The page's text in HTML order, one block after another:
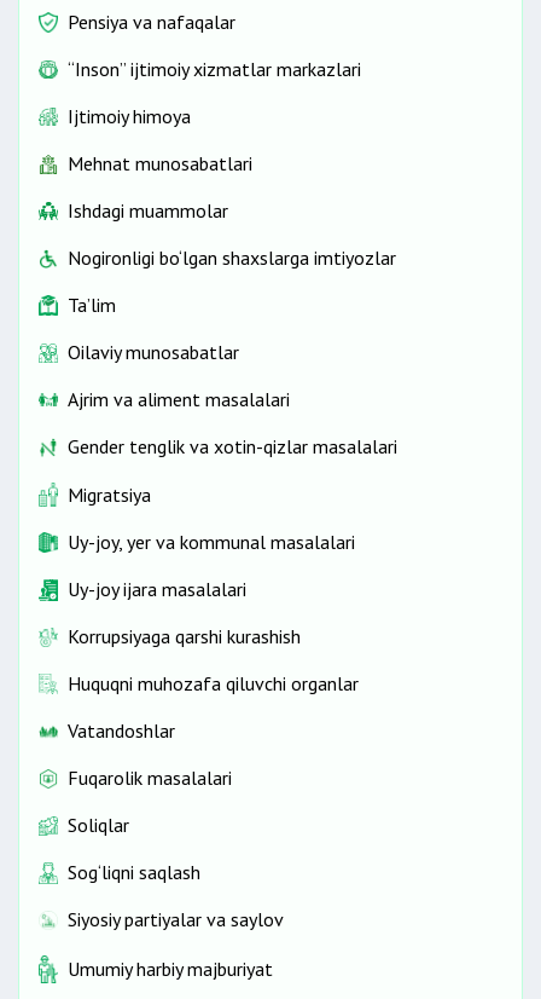
Pensiya va nafaqalar
“Inson” ijtimoiy xizmatlar markazlari
Ijtimoiy himoya
Mehnat munosabatlari
Ishdagi muammolar
Nogironligi bo‘lgan shaxslarga imtiyozlar
Ta’lim
Oilaviy munosabatlar
Ajrim va aliment masalalari
Gender tenglik va xotin-qizlar masalalari
Migratsiya
Uy-joy, yer va kommunal masalalari
Uy-joy ijara masalalari
Korrupsiyaga qarshi kurashish
Huquqni muhozafa qiluvchi organlar
Vatandoshlar
Fuqarolik masalalari
Soliqlar
Sog‘liqni saqlash
Siyosiy partiyalar va saylov
Umumiy harbiy majburiyat